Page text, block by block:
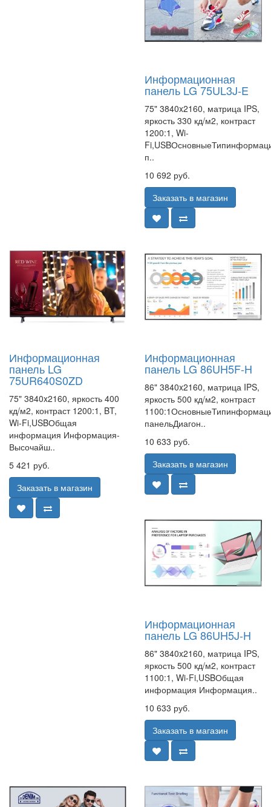
Информационная
панель LG 75UL3J-E
75" 3840x2160, матрица IPS,
яркость 330 кд/м2, контраст
1200:1, Wi-
п..
10 692 руб.
Заказать в магазин
Информационная
панель LG
75UR640S0ZD
75" 3840x2160, яркость 400
кд/м2, контраст 1200:1, BT,
Wi-Fi,USBОбщая
информация Информация-
Высочайш..
5 421 руб.
Заказать в магазин
Информационная
панель LG 86UH5F-H
86" 3840x2160, матрица IPS,
яркость 500 кд/м2, контраст
панельДиагон..
10 633 руб.
Заказать в магазин
Информационная
панель LG 86UH5J-H
86" 3840x2160, матрица IPS,
яркость 500 кд/м2, контраст
1100:1, Wi-Fi,USBОбщая
информация Информация..
10 633 руб.
Заказать в магазин